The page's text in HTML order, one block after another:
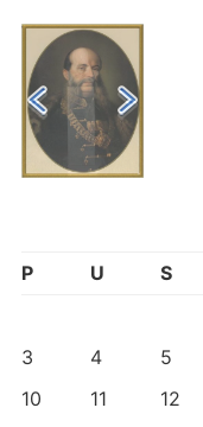
P U S
3
4 5
10
11 12